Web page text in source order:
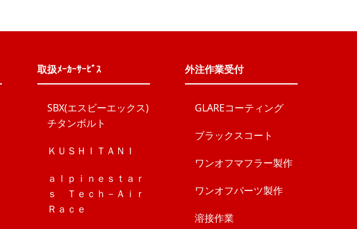
取扱ﾒｰｶｰｻｰﾋﾞｽ
SBX(エスビーエックス)
チタンボルト
ＫＵＳＨＩＴＡＮＩ
ａｌｐｉｎｅｓｔａｒ
ｓ Ｔｅｃｈ－Ａｉｒ
Ｒａｃｅ
外注作業受付
GLAREコーティング
ブラックスコート
ワンオフマフラー製作
ワンオフパーツ製作
溶接作業